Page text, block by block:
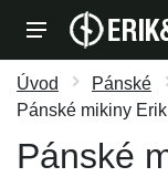
Úvod Pánské
Pánské mikiny
Pánské